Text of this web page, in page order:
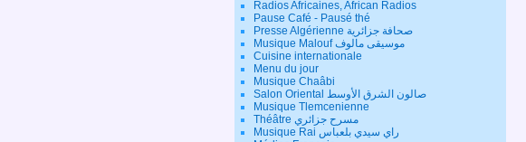
Radios Africaines, African Radios
Pause Café - Pausé thé
Presse Algérienne صحافة جزائرية
Musique Malouf موسيقى مالوف
Cuisine internationale
Menu du jour
Musique Chaâbi
Salon Oriental صالون الشرق الأوسط
Musique Tlemcenienne
Théâtre مسرح جزائري
Musique Rai راي سيدي بلعباس